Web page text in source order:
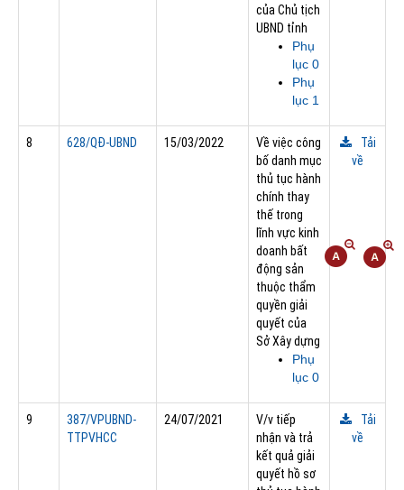
của Chủ tịch
UBND tỉnh
Phụ
lục 0
Phụ
lục 1
8 628/QÐ-UBND 15/03/2022
Về việc công
bố danh mục
thủ tục hành
chính thay
thế trong
lĩnh vực kinh
doanh bất
động sản
thuộc thẩm
quyền giải
quyết của
Sở Xây dựng
Phụ
lục 0
Tải
về
9
387/VPUBND-
TTPVHCC
24/07/2021
V/v tiếp
nhận và trả
kết quả giải
quyết hồ sơ
Tải
về